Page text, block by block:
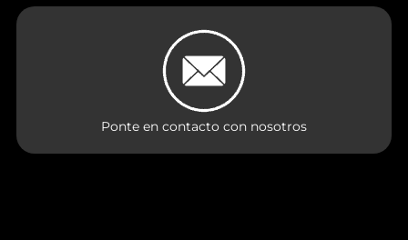
Ponte en contacto con nosotros